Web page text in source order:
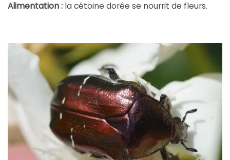
Alimentation : la cétoine dorée se nourrit de fleurs.